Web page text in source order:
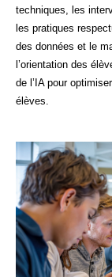
techniques, les
les pratiques
des données et le
l’orientation des
de l’IA pour
élèves.